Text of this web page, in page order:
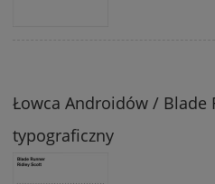
Łowca Androidów / Blade
typograficzny